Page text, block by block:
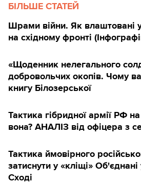
БІЛЬШЕ СТАТЕЙ
Шрами війни. Як влаштовані
на східному фронті
«Щоденник нелегального
добровольчих окопів. Чому
книгу Білозерської
Тактика гібридної армії РФ
вона? АНАЛІЗ від офіцера з
Тактика ймовірного
затиснути у «кліщі» Об'єднані
Сході